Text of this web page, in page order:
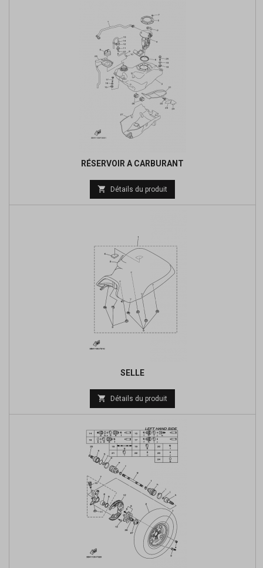
RÉSERVOIR A CARBURANT
Prix
de
 Détails du produit
SELLE
 Détails du produit